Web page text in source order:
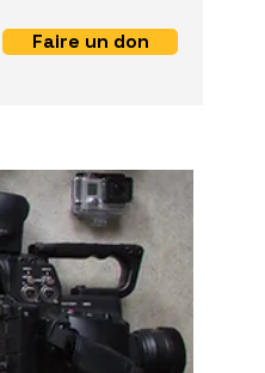
Faire un don